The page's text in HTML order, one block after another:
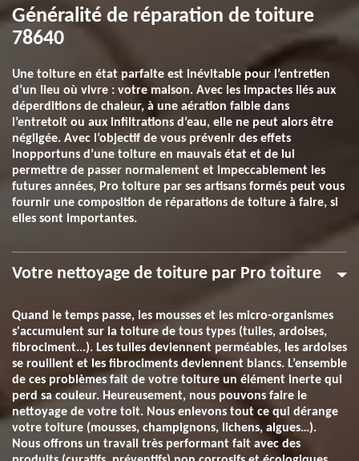
Généralité de réparation de toiture
78640
Une toiture en état parfaite est inévitable pour l’entretien
d’un lieu où vivre : votre maison. Avec les impactes liés aux
déperditions de chaleur, à une aération faible dans
l’entretoit ou aux infiltrations d’eau, elle ne peut alors être
négligée. Avec l’objectif de vous prévenir des effets
inopportuns d’une toiture en mauvais état et de lui
permettre de passer normalement et impeccablement les
futures années, Pro toiture par ses artisans formés peut vous
fournir une composition de réparations de toiture à faire, si
elles sont importantes.
Votre nettoyage de toiture par Pro toiture
Quand le temps passe, les mousses et les micro-organismes
s'accumulent sur la toiture de tous types (tuiles, ardoises,
fibrociment...). Les tuiles deviennent perméables, les ardoises
se rouillent et les fibrociments deviennent blancs. L’ensemble
de ces problèmes fait de votre toiture un élément inerte qui
perd sa couleur. Heureusement, nous pouvons faire le
nettoyage de votre toit. Nous enlevons tout ce qui dérange
votre toiture (mousses, champignons, lichens, algues…).
Nous offrons un travail très performant fait avec des